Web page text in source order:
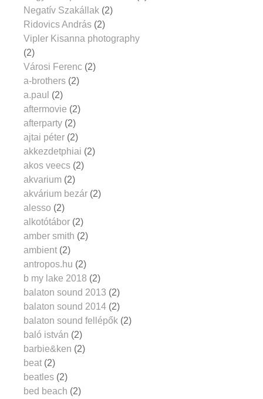
Negatív Szakállak (2)
Ridovics András (2)
Vipler Kisanna photography
(2)
Városi Ferenc (2)
a-brothers (2)
a.paul (2)
aftermovie (2)
afterparty (2)
ajtai péter (2)
akkezdetphiai (2)
akos veecs (2)
akvarium (2)
akvárium bezár (2)
alesso (2)
alkotótábor (2)
amber smith (2)
ambient (2)
antropos.hu (2)
b my lake 2018 (2)
balaton sound 2013 (2)
balaton sound 2014 (2)
balaton sound fellépők (2)
baló istván (2)
barbie&ken (2)
beat (2)
beatles (2)
bed beach (2)